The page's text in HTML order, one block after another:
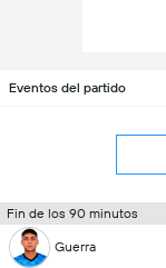
Eventos del partido
Fin de los 90 minutos
Guerra